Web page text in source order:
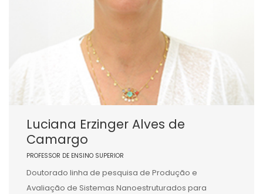
Luciana Erzinger Alves de
Camargo
PROFESSOR DE ENSINO SUPERIOR
Doutorado linha de pesquisa de Produção e
Avaliação de Sistemas Nanoestruturados para